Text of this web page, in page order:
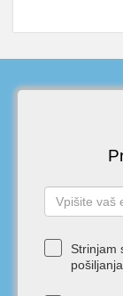
Strinjam